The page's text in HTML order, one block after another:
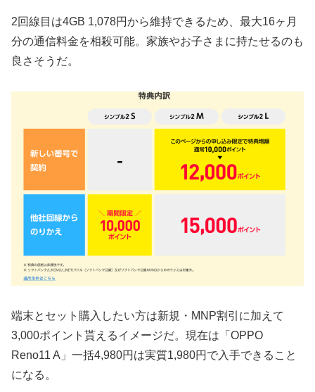
2回線目は4GB 1,078円から維持できるため、最大16ヶ月
分の通信料金を相殺可能。家族やお子さまに持たせるのも
良さそうだ。
端末とセット購入したい方は新規・MNP割引に加えて
3,000ポイント貰えるイメージだ。現在は「OPPO
Reno11 A」一括4,980円は実質1,980円で入手できること
になる。